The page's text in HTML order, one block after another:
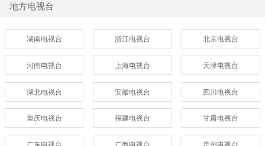
地方电视台
湖南电视台 浙江电视台 北京电视台
河南电视台 上海电视台 天津电视台
湖北电视台 安徽电视台 四川电视台
重庆电视台 福建电视台 甘肃电视台